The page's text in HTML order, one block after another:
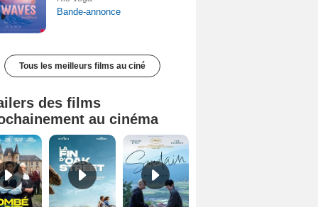
Bande-annonce
Tous les meilleurs films au ciné
des films
au cinéma
Tombé du ciel Bande-annonce VF La fin d’Oak Street Bande-annonce VO STFR